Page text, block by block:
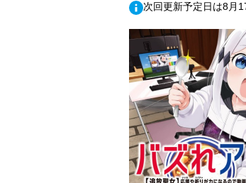
次回更新予定日は8月